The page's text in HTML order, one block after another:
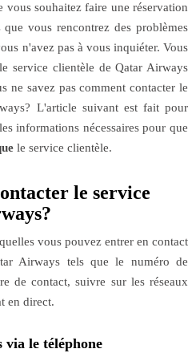
vous souhaitez faire une réservation
vous rencontrez des problèmes
n'avez pas à vous inquiéter. Vous
service clientèle de Qatar Airways
ne savez pas comment contacter le
L'article suivant est fait pour
informations nécessaires pour que
le service clientèle.
le service
vous pouvez entrer en contact
Airways tels que le numéro de
de contact, suivre sur les réseaux
en direct.
le téléphone